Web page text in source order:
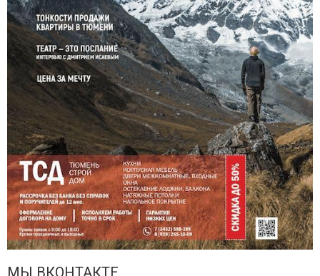
МЫ ВКОНТАКТЕ